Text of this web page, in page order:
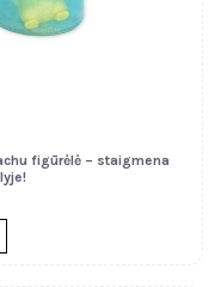
figūrėlė – staigmena